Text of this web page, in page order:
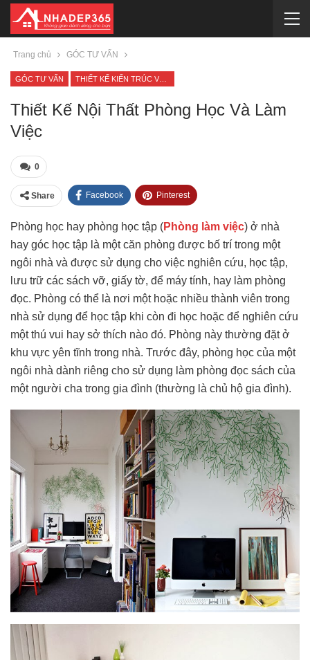
Trang chủ GÓC TƯ VẤN
GÓC TƯ VẤN
Thiết Kế Nội Thất Phòng Học Và Làm
Việc
0
Share Facebook Pinterest
Phòng học hay phòng học tập (Phòng làm việc) ở nhà
hay góc học tập là một căn phòng được bố trí trong một
ngôi nhà và được sử dụng cho việc nghiên cứu, học tập,
lưu trữ các sách vỡ, giấy tờ, để máy tính, hay làm phòng
đọc. Phòng có thể là nơi một hoặc nhiều thành viên trong
nhà sử dụng để học tập khi còn đi học hoặc để nghiên cứu
một thú vui hay sở thích nào đó. Phòng này thường đặt ở
khu vực yên tĩnh trong nhà. Trước đây, phòng học của một
ngôi nhà dành riêng cho sử dụng làm phòng đọc sách của
một người cha trong gia đình (thường là chủ hộ gia đình).